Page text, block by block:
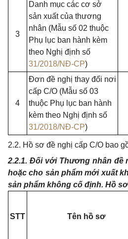
3
Danh mục các cơ sở
sản xuất của thương
nhân (Mẫu số 02 thuộc
Phụ lục ban hành kèm
theo Nghị định số
31/2018/NĐ-CP)
4
Đơn đề nghị thay đổi nơi
cấp C/O (Mẫu số 03
thuộc Phụ lục ban hành
kèm theo Nghị định số
31/2018/NĐ-CP)
2.2. Hồ sơ đề nghị cấp C/O bao
2.2.1. Đối với Thương nhân đề
hoặc cho sản phẩm mới xuất
sản phẩm không cố định. Hồ
STT Tên hồ sơ